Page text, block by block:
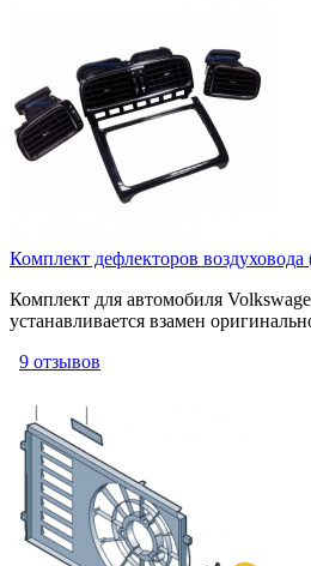
Комплект дефлекторов воздуховода
Комплект для автомобиля
устанавливается взамен
9 отзывов